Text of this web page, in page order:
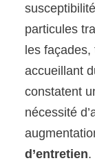
particules
les
accueillant
constatent
nécessité
d’entretien.